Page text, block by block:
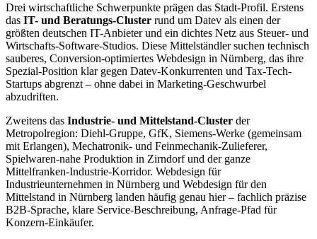
Drei wirtschaftliche Schwerpunkte prägen das Stadt-Profil. Erstens
das IT- und Beratungs-Cluster rund um Datev als einen der
größten deutschen IT-Anbieter und ein dichtes Netz aus Steuer- und
Wirtschafts-Software-Studios. Diese Mittelständler suchen technisch
sauberes, Conversion-optimiertes Webdesign in Nürnberg, das ihre
Spezial-Position klar gegen Datev-Konkurrenten und Tax-Tech-
Startups abgrenzt – ohne dabei in Marketing-Geschwurbel
abzudriften.
Zweitens das Industrie- und Mittelstand-Cluster der
Metropolregion: Diehl-Gruppe, GfK, Siemens-Werke (gemeinsam
mit Erlangen), Mechatronik- und Feinmechanik-Zulieferer,
Spielwaren-nahe Produktion in Zirndorf und der ganze
Mittelfranken-Industrie-Korridor. Webdesign für
Industrieunternehmen in Nürnberg und Webdesign für den
Mittelstand in Nürnberg landen häufig genau hier – fachlich präzise
B2B-Sprache, klare Service-Beschreibung, Anfrage-Pfad für
Konzern-Einkäufer.